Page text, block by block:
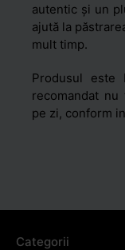
autentic și un
ajută la
mult timp.
Produsul
recomandat
pe zi, conform
Categorii